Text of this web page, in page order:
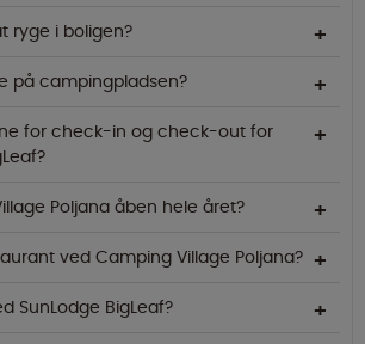
ryge i boligen?
på campingpladsen?
for check-in og check-out for
Poljana åben hele året?
ved Camping Village Poljana?
SunLodge BigLeaf?